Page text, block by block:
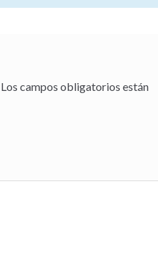
Los campos obligatorios están